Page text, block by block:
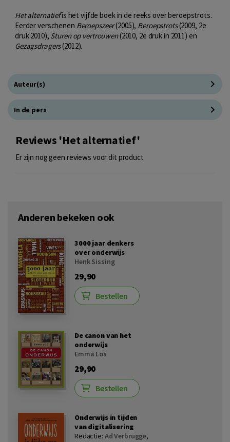
Het alternatiefis het vijfde boek in de reeks over beroepstrots.
Eerder verschenen Beroepszeer(2005), Beroepstrots(2009, 2e
druk 2010), Sturen op vertrouwen(2010, 2e druk in 2011) en
Gezagsdragers(2012).
Auteur(s)
In de pers
Reviews 'Het alternatief'
Er zijn nog geen reviews voor dit product
Anderen bekeken ook
3000 jaar denkers
over onderwijs
Henk Sissing
29,90
Bestellen
De canon van het
onderwijs
Emma Los
29,90
Bestellen
Onderwijs in tijden
van digitalisering
Redactie: Ad Verbrugge,